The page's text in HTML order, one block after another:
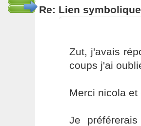
Re: Lien
Zut, j'avais
coups j'ai
Merci nicola et
Je